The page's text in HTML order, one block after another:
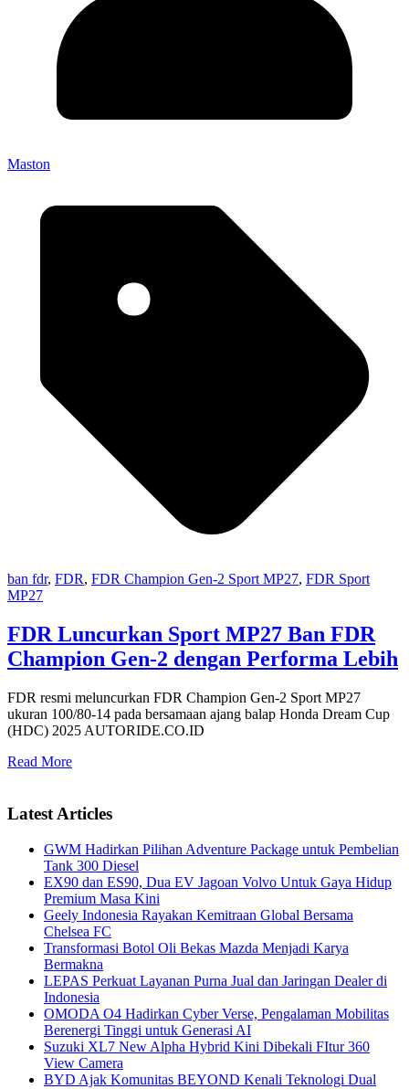
Maston
ban fdr, FDR, FDR Champion Gen-2 Sport MP27, FDR Sport
MP27
FDR Luncurkan Sport MP27 Ban FDR
Champion Gen-2 dengan Performa Lebih
FDR resmi meluncurkan FDR Champion Gen-2 Sport MP27
ukuran 100/80-14 pada bersamaan ajang balap Honda Dream Cup
(HDC) 2025 AUTORIDE.CO.ID
Read More
Latest Articles
GWM Hadirkan Pilihan Adventure Package untuk Pembelian
Tank 300 Diesel
EX90 dan ES90, Dua EV Jagoan Volvo Untuk Gaya Hidup
Premium Masa Kini
Geely Indonesia Rayakan Kemitraan Global Bersama
Chelsea FC
Transformasi Botol Oli Bekas Mazda Menjadi Karya
Bermakna
LEPAS Perkuat Layanan Purna Jual dan Jaringan Dealer di
Indonesia
OMODA O4 Hadirkan Cyber Verse, Pengalaman Mobilitas
Berenergi Tinggi untuk Generasi AI
Suzuki XL7 New Alpha Hybrid Kini Dibekali FItur 360
View Camera
BYD Ajak Komunitas BEYOND Kenali Teknologi Dual